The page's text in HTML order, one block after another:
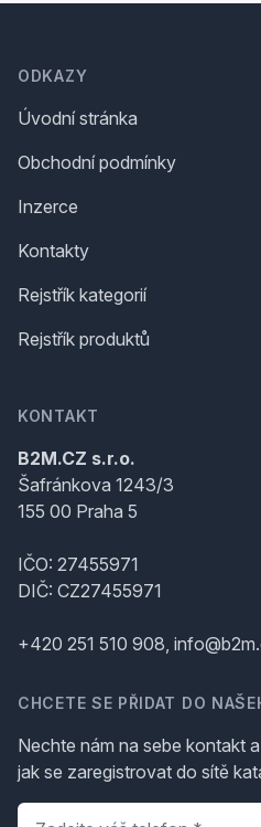
ODKAZY
Úvodní stránka
Obchodní podmínky
Inzerce
Kontakty
Rejstřík kategorií
Rejstřík produktů
KONTAKT
B2M.CZ s.r.o.
Šafránkova 1243/3
155 00 Praha 5
IČO: 27455971
DIČ: CZ27455971
+420 251 510 908,
CHCETE SE PŘIDAT DO
Nechte nám na sebe kontakt
jak se zaregistrovat do sítě
Telefon